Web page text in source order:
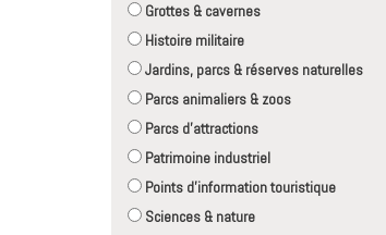
Grottes & cavernes
Histoire militaire
Jardins, parcs & réserves naturelles
Parcs animaliers & zoos
Parcs d'attractions
Patrimoine industriel
Points d'information touristique
Sciences & nature